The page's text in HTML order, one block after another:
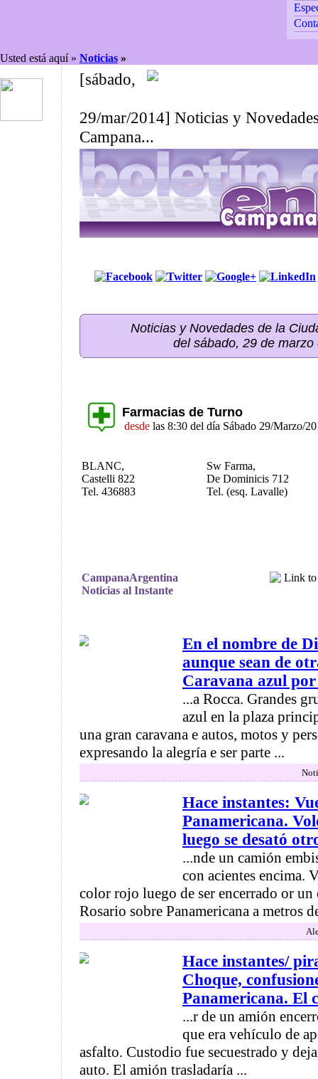
Usted está aquí » Noticias »
[sábado,
29/mar/2014] Noticias y
Campana...
Noticias y Novedades de la
del sábado, 29 de marzo
Farmacias de Turno
desde las 8:30 del día Sábado 29/Marzo/
BLANC,
Castelli 822
Tel. 436883
Sw Farma,
De Dominicis 712
Tel. (esq. Lavalle)
CampanaArgentina
Noticias al Instante
En el nombre de
aunque sean de
Caravana azul
...a Rocca. Grandes
azul en la plaza
una gran caravana e autos, motos y
expresando la alegría e ser parte ...
Hace instantes:
Panamericana.
luego se desató
...nde un camión
con acientes encima.
color rojo luego de ser encerrado or un
Rosario sobre Panamericana a metros
Hace instantes/
Choque,
Panamericana. El
...r de un amión
que era vehículo de
asfalto. Custodio fue secuestrado y
auto. El amión trasladaría ...